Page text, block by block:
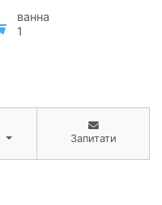
ванна
1
Запитати